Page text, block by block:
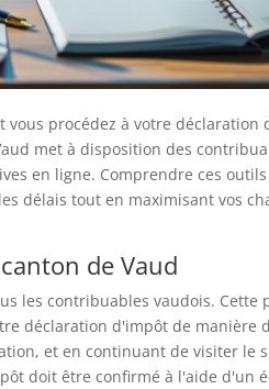
procédez à votre déclaration
met à disposition des
en ligne. Comprendre ces
délais tout en maximisant vos
de Vaud
les contribuables vaudois. Cette
déclaration d'impôt de manière
et en continuant de visiter le
doit être confirmé à l'aide d'un